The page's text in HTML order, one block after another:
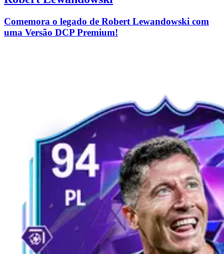
Comemora o legado de Robert Lewandowski com
uma Versão DCP Premium!